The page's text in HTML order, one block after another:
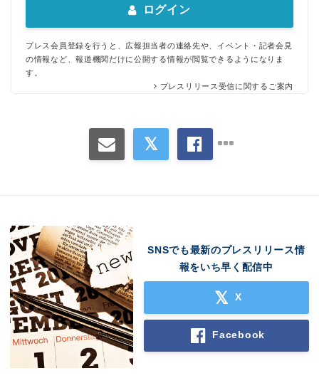
ログイン
プレス会員登録を行うと、広報担当者の連絡先や、イベント・記者会見
の情報など、報道機関だけに公開する情報が閲覧できるようになりま
す。
プレスリリース受信に関するご案内
SNSでも最新のプレスリリース情
報をいち早く配信中
X
Facebook